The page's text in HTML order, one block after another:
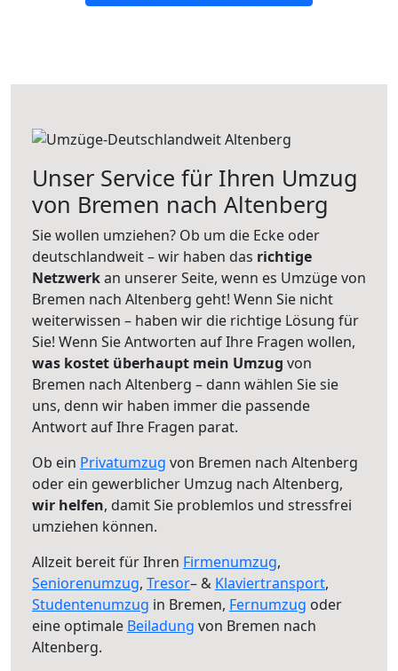
Unser Service für Ihren Umzug
von Bremen nach Altenberg
Sie wollen umziehen? Ob um die Ecke oder
deutschlandweit – wir haben das richtige
Netzwerkan unserer Seite, wenn es Umzüge von
Bremen nach Altenberg geht! Wenn Sie nicht
weiterwissen – haben wir die richtige Lösung für
Sie! Wenn Sie Antworten auf Ihre Fragen wollen,
was kostet überhaupt mein Umzug von
Bremen nach Altenberg – dann wählen Sie sie
uns, denn wir haben immer die passende
Antwort auf Ihre Fragen parat.
Ob ein Privatumzug von Bremen nach Altenberg
oder ein gewerblicher Umzug nach Altenberg,
wir helfen, damit Sie problemlos und stressfrei
umziehen können.
Allzeit bereit für Ihren Firmenumzug,
Seniorenumzug, Tresor– & Klaviertransport,
Studentenumzug in Bremen, Fernumzug oder
eine optimale Beiladung von Bremen nach
Altenberg.